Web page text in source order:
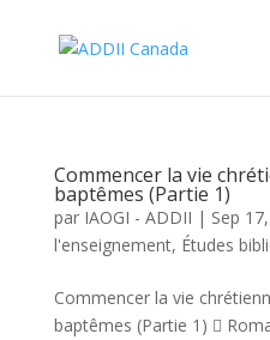
Commencer la vie
baptêmes (Partie 1)
par IAOGI - ADDII | Sep
l'enseignement, Études
Commencer la vie
baptêmes (Partie 1) 